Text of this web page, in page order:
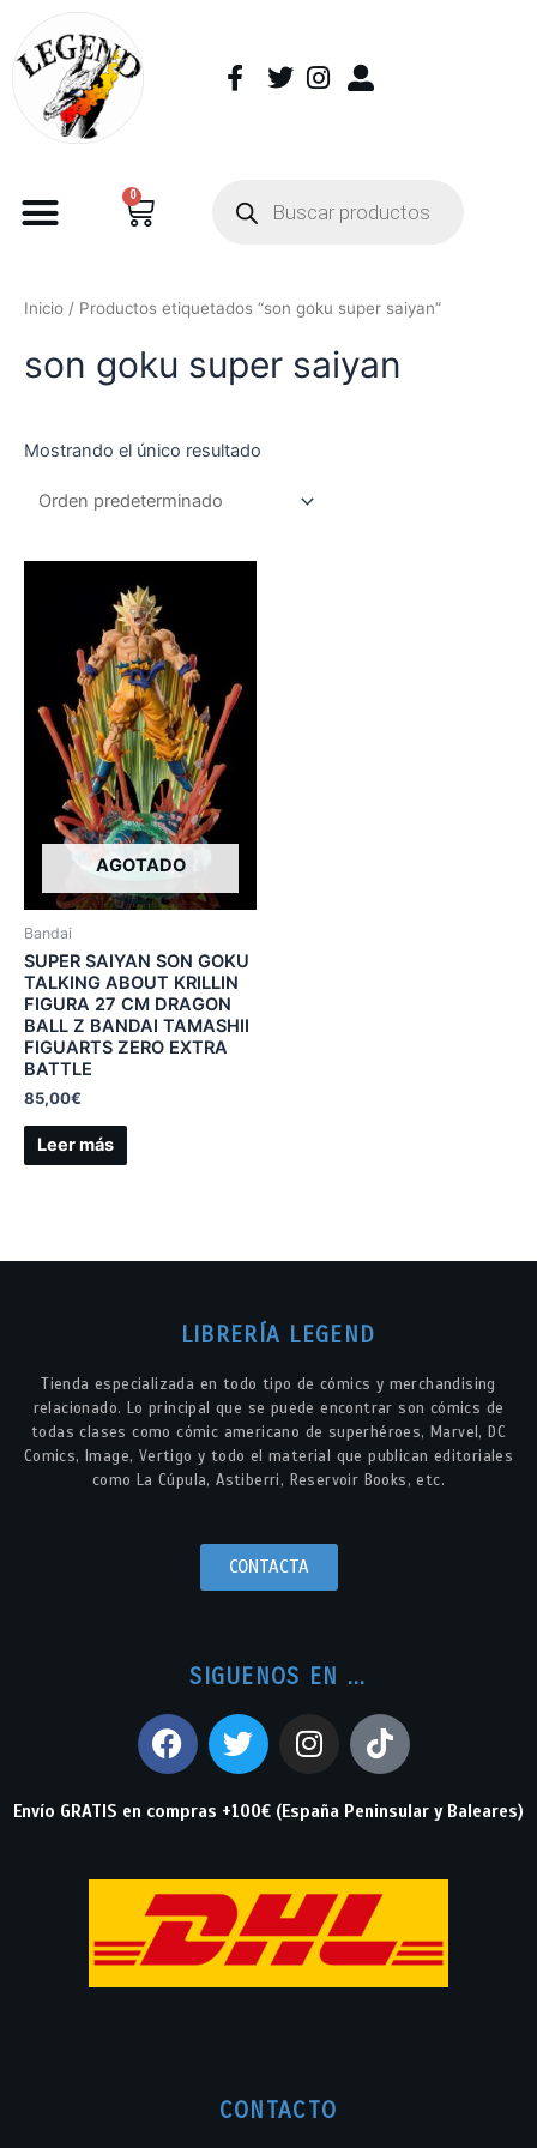
0
Inicio / Productos etiquetados “son goku super saiyan”
son goku super saiyan
Mostrando el único resultado
AGOTADO
Bandai
SUPER SAIYAN SON GOKU
TALKING ABOUT KRILLIN
FIGURA 27 CM DRAGON
BALL Z BANDAI TAMASHII
FIGUARTS ZERO EXTRA
BATTLE
85,00€
Leer más
LIBRERÍA LEGEND
Tienda especializada en todo tipo de cómics y merchandising
relacionado. Lo principal que se puede encontrar son cómics de
todas clases como cómic americano de superhéroes, Marvel, DC
Comics, Image, Vertigo y todo el material que publican editoriales
como La Cúpula, Astiberri, Reservoir Books, etc.
CONTACTA
SIGUENOS EN ...
Envío GRATIS en compras +100€ (España Peninsular y Baleares)
CONTACTO